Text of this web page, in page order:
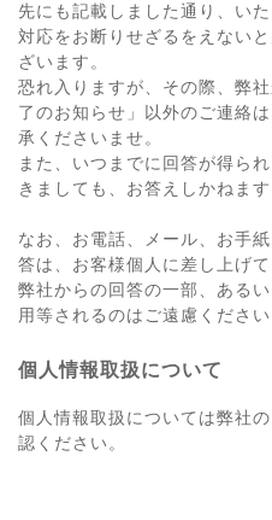
先にも記載しました通り、い
対応をお断りせざるをえない
ざいます。
恐れ入りますが、その際、弊
了のお知らせ」以外のご連絡
承くださいませ。
また、いつまでに回答が得ら
きましても、お答えしかねます
なお、お電話、メール、お手
答は、お客様個人に差し上げて
弊社からの回答の一部、ある
用等されるのはご遠慮ください
個人情報取扱について
個人情報取扱については弊社の
認ください。